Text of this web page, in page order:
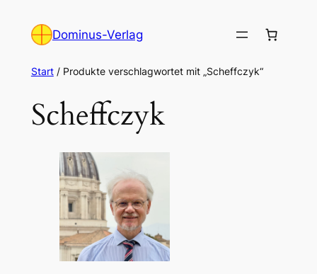
Inhalt
Dominus-Verlag
Start/ Produkte verschlagwortet mit „Scheffczyk“
Scheffczyk